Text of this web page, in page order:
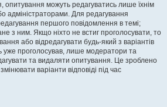
опитування можуть редагуватись лише їхнім
адміністраторами. Для редагування
першого повідомлення в темі;
з ним. Якщо ніхто не встиг проголосувати, то
або відредагувати будь-який з варіантів
уже проголосував, лише модератори та
та видаляти опитування. Це зроблено
варіанти відповіді під час